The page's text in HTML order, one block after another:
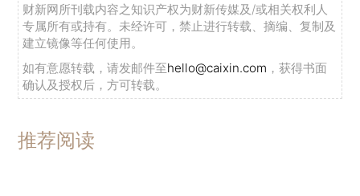
财新网所刊载内容之知识产权为财新传媒及/或相关权利人
专属所有或持有。未经许可，禁止进行转载、摘编、复制及
建立镜像等任何使用。
如有意愿转载，请发邮件至hello@caixin.com ，获得书面
确认及授权后，方可转载。
推荐阅读